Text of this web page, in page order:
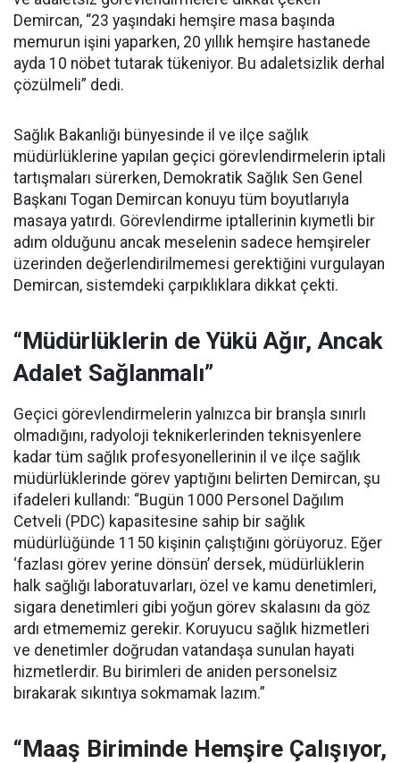
Demircan, “23 yaşındaki hemşire masa başında
memurun işini yaparken, 20 yıllık hemşire hastanede
ayda 10 nöbet tutarak tükeniyor. Bu adaletsizlik derhal
çözülmeli” dedi.
Sağlık Bakanlığı bünyesinde il ve ilçe sağlık
müdürlüklerine yapılan geçici görevlendirmelerin iptali
tartışmaları sürerken, Demokratik Sağlık Sen Genel
Başkanı Togan Demircan konuyu tüm boyutlarıyla
masaya yatırdı. Görevlendirme iptallerinin kıymetli bir
adım olduğunu ancak meselenin sadece hemşireler
üzerinden değerlendirilmemesi gerektiğini vurgulayan
Demircan, sistemdeki çarpıklıklara dikkat çekti.
“Müdürlüklerin de Yükü Ağır, Ancak
Adalet Sağlanmalı”
Geçici görevlendirmelerin yalnızca bir branşla sınırlı
olmadığını, radyoloji teknikerlerinden teknisyenlere
kadar tüm sağlık profesyonellerinin il ve ilçe sağlık
müdürlüklerinde görev yaptığını belirten Demircan, şu
ifadeleri kullandı: “Bugün 1000 Personel Dağılım
Cetveli (PDC) kapasitesine sahip bir sağlık
müdürlüğünde 1150 kişinin çalıştığını görüyoruz. Eğer
‘fazlası görev yerine dönsün’ dersek, müdürlüklerin
halk sağlığı laboratuvarları, özel ve kamu denetimleri,
sigara denetimleri gibi yoğun görev skalasını da göz
ardı etmememiz gerekir. Koruyucu sağlık hizmetleri
ve denetimler doğrudan vatandaşa sunulan hayati
hizmetlerdir. Bu birimleri de aniden personelsiz
bırakarak sıkıntıya sokmamak lazım.”
“Maaş Biriminde Hemşire Çalışıyor,